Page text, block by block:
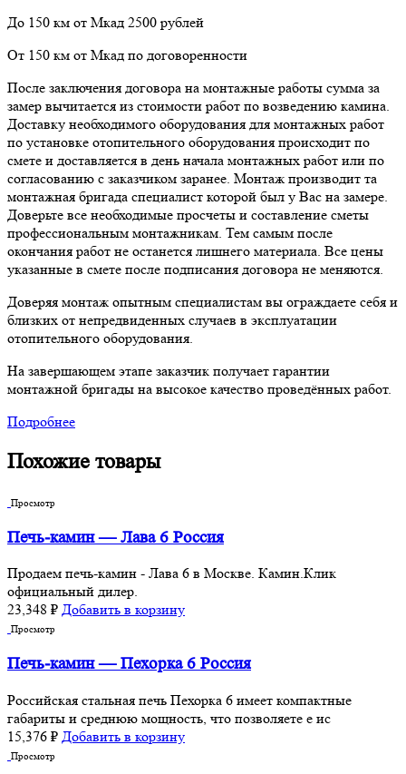
До 150 км от Мкад 2500 рублей
От 150 км от Мкад по договоренности
После заключения договора на монтажные работы сумма за
замер вычитается из стоимости работ по возведению камина.
Доставку необходимого оборудования для монтажных работ
по установке отопительного оборудования происходит по
смете и доставляется в день начала монтажных работ или по
согласованию с заказчиком заранее. Монтаж производит та
монтажная бригада специалист которой был у Вас на замере.
Доверьте все необходимые просчеты и составление сметы
профессиональным монтажникам. Тем самым после
окончания работ не останется лишнего материала. Все цены
указанные в смете после подписания договора не меняются.
Доверяя монтаж опытным специалистам вы ограждаете себя и
близких от непредвиденных случаев в эксплуатации
отопительного оборудования.
На завершающем этапе заказчик получает гарантии
монтажной бригады на высокое качество проведённых работ.
Подробнее
Похожие товары
Просмотр
Печь-камин — Лава 6 Россия
Продаем печь-камин - Лава 6 в Москве. Камин.Клик
официальный дилер.
23,348 ₽ Добавить в корзину
Просмотр
Печь-камин — Пехорка 6 Россия
Российская стальная печь Пехорка 6 имеет компактные
габариты и среднюю мощность, что позволяете е ис
15,376 ₽ Добавить в корзину
Просмотр